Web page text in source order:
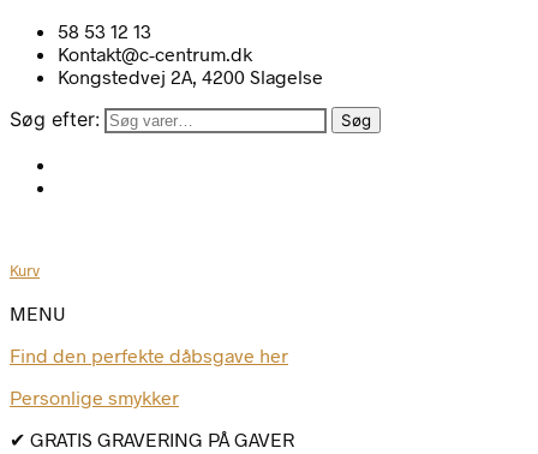
58 53 12 13
Kontakt@c-centrum.dk
Kongstedvej 2A, 4200 Slagelse
Søg efter: Søg
Kurv
MENU
Find den perfekte dåbsgave her
Personlige smykker
✔ GRATIS GRAVERING PÅ GAVER